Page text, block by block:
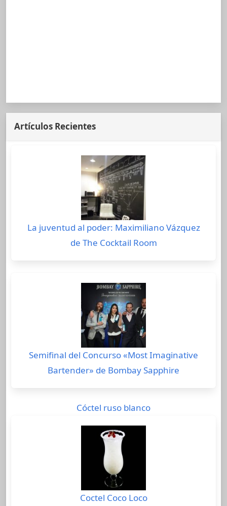
Artículos Recientes
La juventud al poder: Maximiliano Vázquez
de The Cocktail Room
Semifinal del Concurso «Most Imaginative
Bartender» de Bombay Sapphire
Cóctel ruso blanco
Coctel Coco Loco